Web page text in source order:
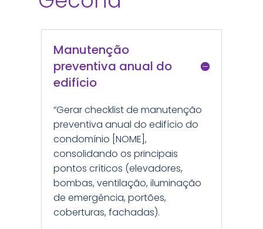
Manutenção
preventiva anual do
edifício
“Gerar checklist de manutenção
preventiva anual do edifício do
condomínio [NOME],
consolidando os principais
pontos críticos (elevadores,
bombas, ventilação, iluminação
de emergência, portões,
coberturas, fachadas).